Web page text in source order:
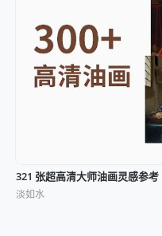
321 张超高清大师油画灵感参考
淡如水